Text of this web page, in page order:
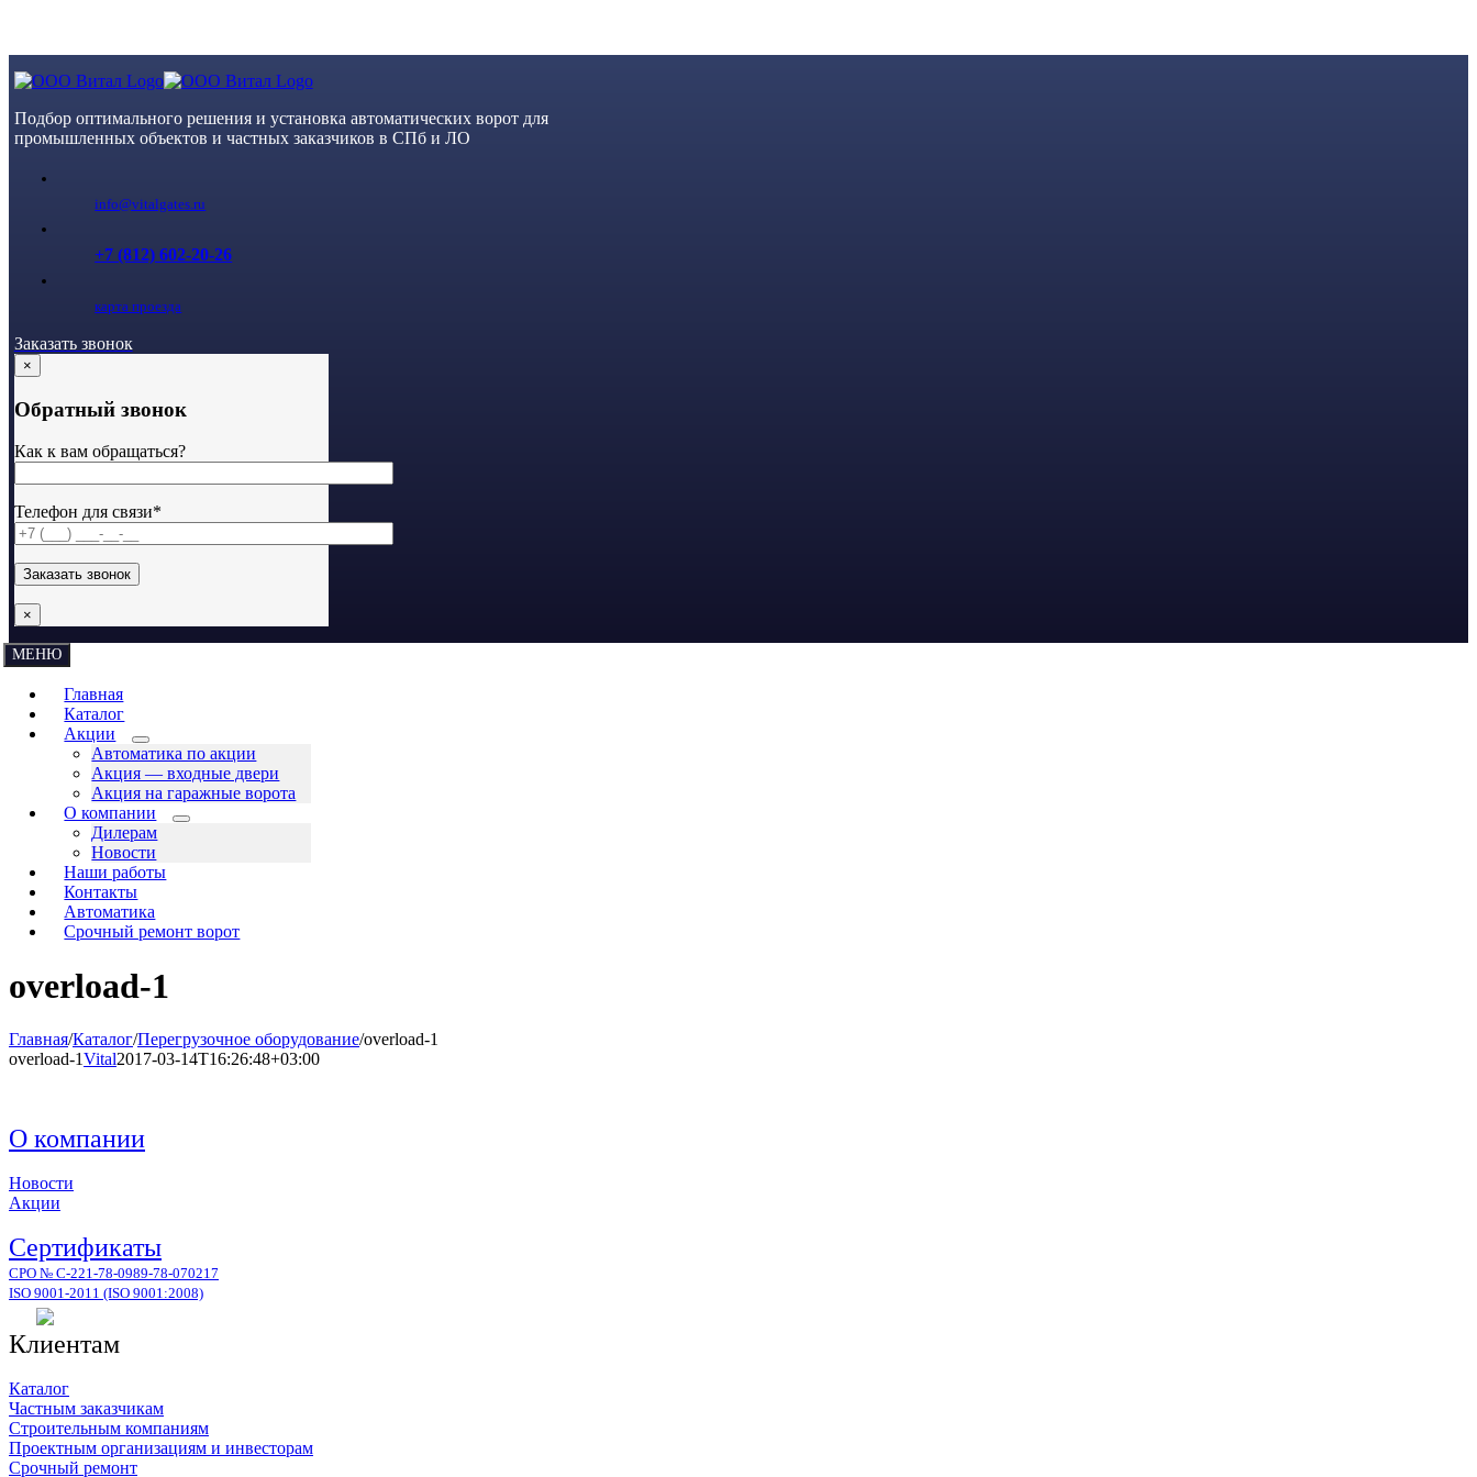
Подбор оптимального решения и установка автоматических ворот для
промышленных объектов и частных заказчиков в СПб и ЛО
info@vitalgates.ru
+7 (812) 602-20-26
карта проезда
Заказать звонок
×
Обратный звонок
Как к вам обращаться?
Телефон для связи*
×
МЕНЮ
Главная
Каталог
Акции
Автоматика по акции
Акция — входные двери
Акция на гаражные ворота
О компании
Дилерам
Новости
Наши работы
Контакты
Автоматика
Срочный ремонт ворот
overload-1
Главная/Каталог/Перегрузочное оборудование/overload-1
overload-1Vital2017-03-14T16:26:48+03:00
О компании
Новости
Акции
Сертификаты
СРО № С-221-78-0989-78-070217
ISO 9001-2011 (ISO 9001:2008)
Клиентам
Каталог
Частным заказчикам
Строительным компаниям
Проектным организациям и инвесторам
Срочный ремонт